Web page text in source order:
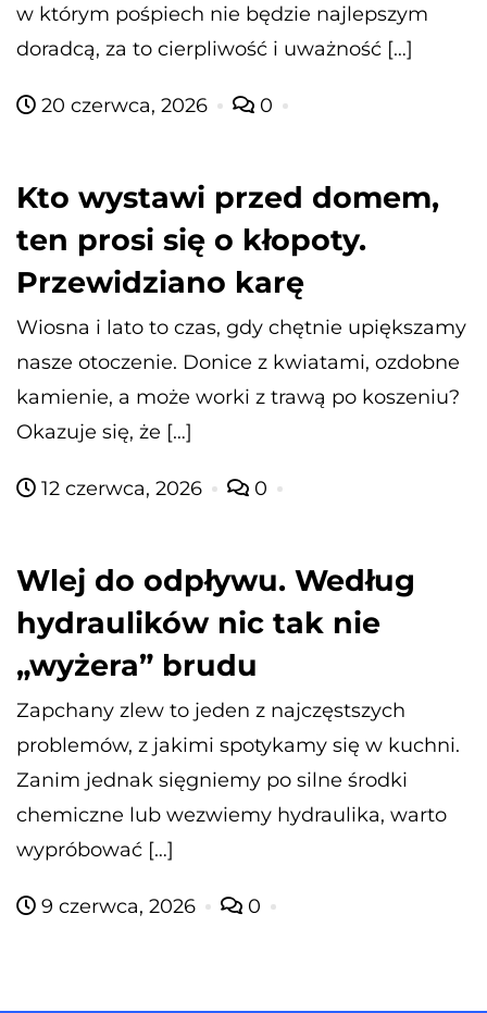
w którym pośpiech nie będzie najlepszym
doradcą, za to cierpliwość i uważność […]
20 czerwca, 2026 0
Kto wystawi przed domem,
ten prosi się o kłopoty.
Przewidziano karę
Wiosna i lato to czas, gdy chętnie upiększamy
nasze otoczenie. Donice z kwiatami, ozdobne
kamienie, a może worki z trawą po koszeniu?
Okazuje się, że […]
12 czerwca, 2026 0
Wlej do odpływu. Według
hydraulików nic tak nie
„wyżera” brudu
Zapchany zlew to jeden z najczęstszych
problemów, z jakimi spotykamy się w kuchni.
Zanim jednak sięgniemy po silne środki
chemiczne lub wezwiemy hydraulika, warto
wypróbować […]
9 czerwca, 2026 0